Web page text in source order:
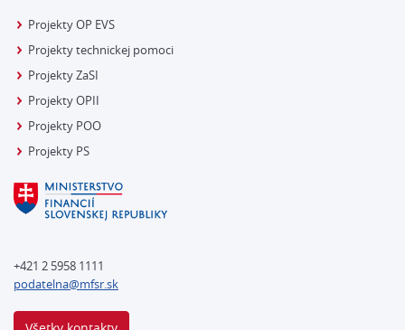
Projekty OP EVS
Projekty technickej pomoci
Projekty ZaSI
Projekty OPII
Projekty POO
Projekty PS
+421 2 5958 1111
podatelna@mfsr.sk